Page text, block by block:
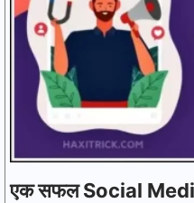
एक सफल Social